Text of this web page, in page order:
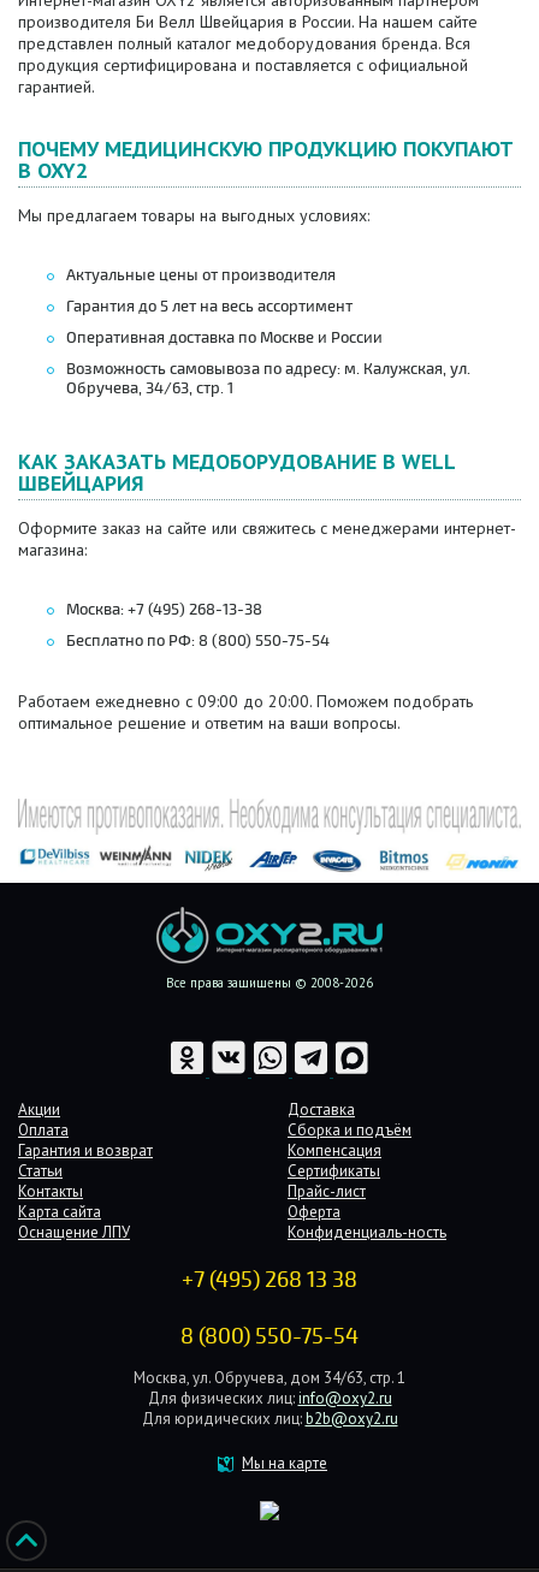
производителя Би Велл Швейцария в России. На нашем сайте
представлен полный каталог медоборудования бренда. Вся
продукция сертифицирована и поставляется с официальной
гарантией.
ПОЧЕМУ МЕДИЦИНСКУЮ ПРОДУКЦИЮ ПОКУПАЮТ
В OXY2
Мы предлагаем товары на выгодных условиях:
Актуальные цены от производителя
Гарантия до 5 лет на весь ассортимент
Оперативная доставка по Москве и России
Возможность самовывоза по адресу: м. Калужская, ул.
Обручева, 34/63, стр. 1
КАК ЗАКАЗАТЬ МЕДОБОРУДОВАНИЕ B WELL
ШВЕЙЦАРИЯ
Оформите заказ на сайте или свяжитесь с менеджерами интернет-
магазина:
Москва: +7 (495) 268-13-38
Бесплатно по РФ: 8 (800) 550-75-54
Работаем ежедневно с 09:00 до 20:00. Поможем подобрать
оптимальное решение и ответим на ваши вопросы.
Все права защищены © 2008-2026
Акции
Доставка
Оплата
Сборка и подъём
Гарантия и возврат
Компенсация
Статьи
Сертификаты
Контакты
Прайс-лист
Карта сайта
Оферта
Оснащение ЛПУ
Конфиденциаль-ность
+7 (495) 268 13 38
8 (800) 550-75-54
Москва, ул. Обручева, дом 34/63, стр. 1
Для физических лиц: info@oxy2.ru
Для юридических лиц: b2b@oxy2.ru
Мы на карте